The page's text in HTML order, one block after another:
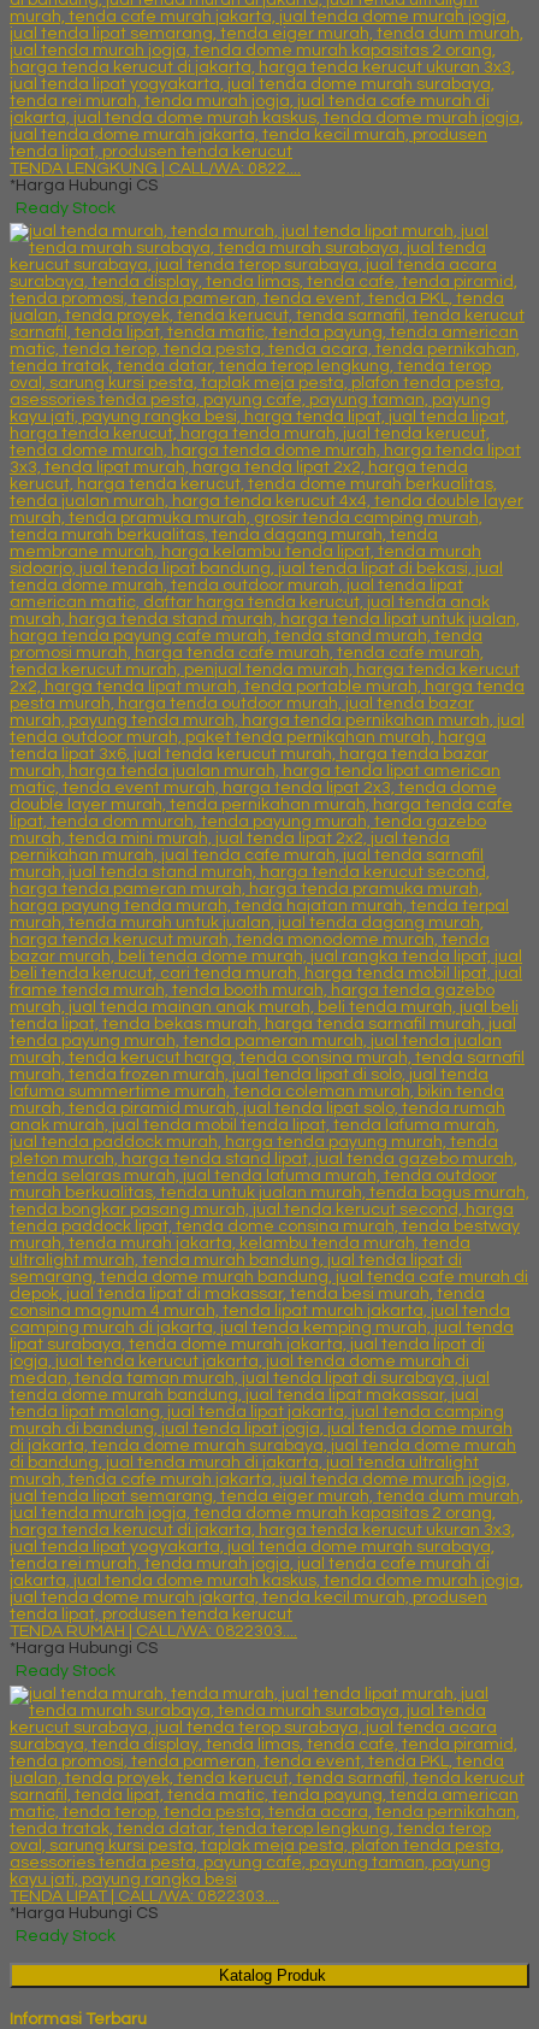
TENDA LENGKUNG | CALL/WA: 0822....
*Harga Hubungi CS
Ready Stock
TENDA RUMAH | CALL/WA: 0822303....
*Harga Hubungi CS
Ready Stock
TENDA LIPAT | CALL/WA: 0822303....
*Harga Hubungi CS
Ready Stock
Katalog Produk
Informasi Terbaru